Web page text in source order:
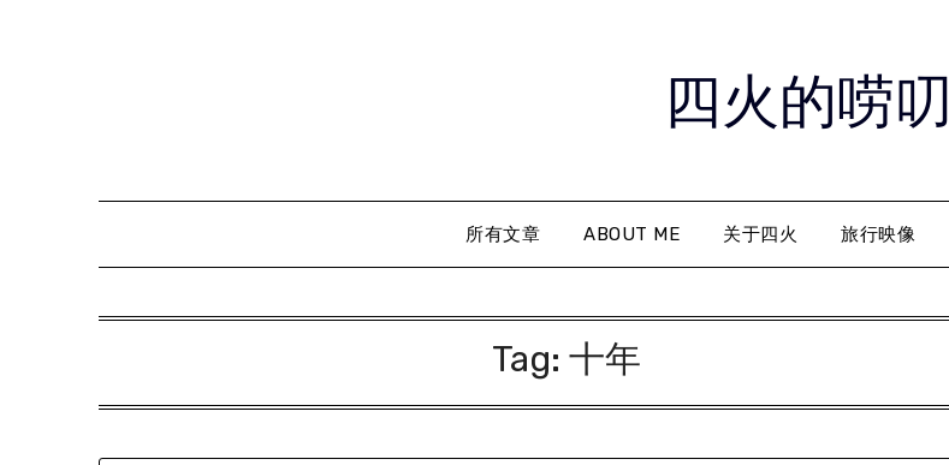
四火的唠叨
所有文章 ABOUT ME 关于四火 旅行映像
Tag:十年